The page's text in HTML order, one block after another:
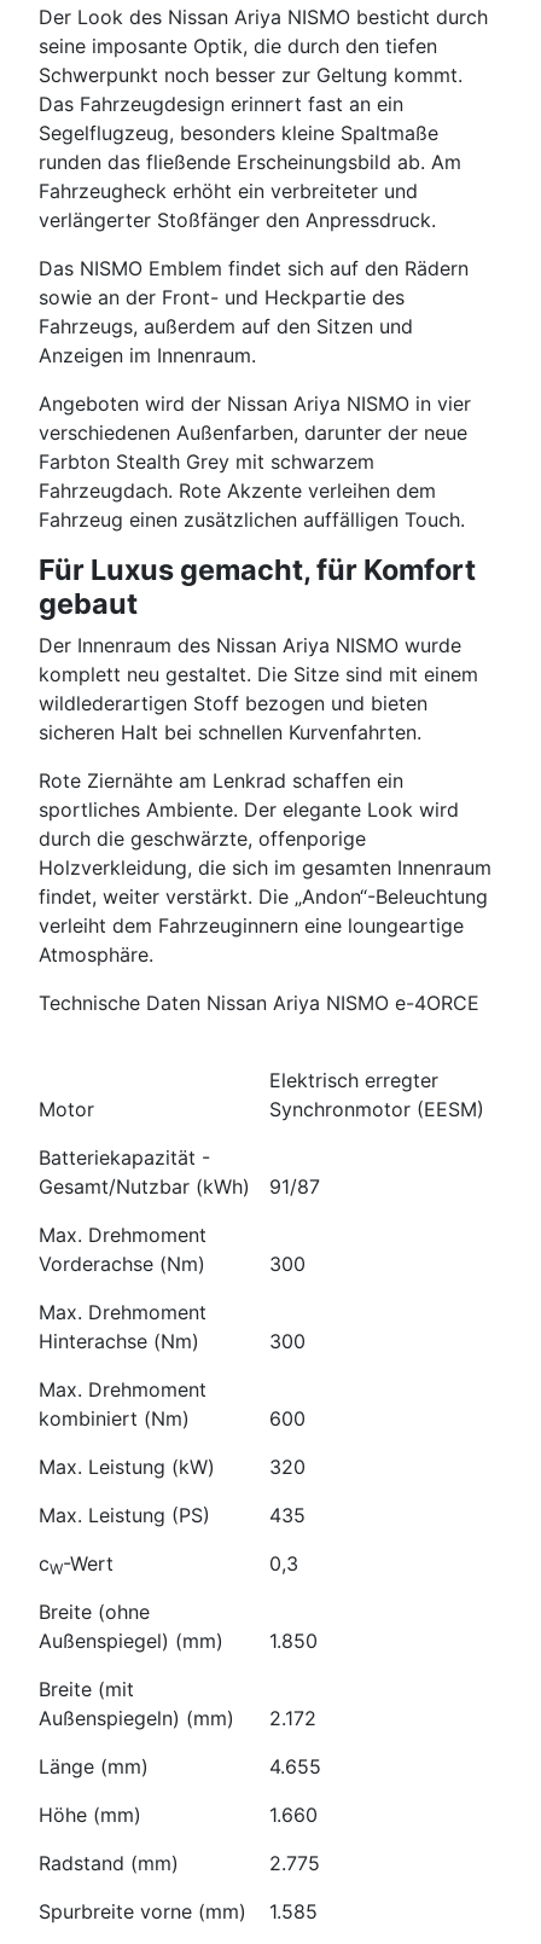
Der Look des Nissan Ariya NISMO besticht durch
seine imposante Optik, die durch den tiefen
Schwerpunkt noch besser zur Geltung kommt.
Das Fahrzeugdesign erinnert fast an ein
Segelflugzeug, besonders kleine Spaltmaße
runden das fließende Erscheinungsbild ab. Am
Fahrzeugheck erhöht ein verbreiteter und
verlängerter Stoßfänger den Anpressdruck.
Das NISMO Emblem findet sich auf den Rädern
sowie an der Front- und Heckpartie des
Fahrzeugs, außerdem auf den Sitzen und
Anzeigen im Innenraum.
Angeboten wird der Nissan Ariya NISMO in vier
verschiedenen Außenfarben, darunter der neue
Farbton Stealth Grey mit schwarzem
Fahrzeugdach. Rote Akzente verleihen dem
Fahrzeug einen zusätzlichen auffälligen Touch.
Für Luxus gemacht, für Komfort
gebaut
Der Innenraum des Nissan Ariya NISMO wurde
komplett neu gestaltet. Die Sitze sind mit einem
wildlederartigen Stoff bezogen und bieten
sicheren Halt bei schnellen Kurvenfahrten.
Rote Ziernähte am Lenkrad schaffen ein
sportliches Ambiente. Der elegante Look wird
durch die geschwärzte, offenporige
Holzverkleidung, die sich im gesamten Innenraum
findet, weiter verstärkt. Die „Andon“-Beleuchtung
verleiht dem Fahrzeuginnern eine loungeartige
Atmosphäre.
Technische Daten Nissan Ariya NISMO e-4ORCE
Motor
Elektrisch erregter
Synchronmotor (EESM)
Batteriekapazität -
Gesamt/Nutzbar (kWh)
91/87
Max. Drehmoment
Vorderachse (Nm)
300
Max. Drehmoment
Hinterachse (Nm)
300
Max. Drehmoment
kombiniert (Nm)
600
Max. Leistung (kW)
320
Max. Leistung (PS)
435
cW-Wert
0,3
Breite (ohne
Außenspiegel) (mm)
1.850
Breite (mit
Außenspiegeln) (mm)
2.172
Länge (mm)
4.655
Höhe (mm)
1.660
Radstand (mm)
2.775
Spurbreite vorne (mm)
1.585